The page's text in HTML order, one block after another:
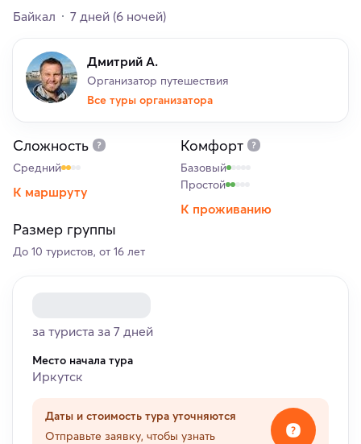
Байкал 7 дней (6 ночей)
Дмитрий А.
Организатор путешествия
Все туры организатора
Сложность
Средний
К маршруту
Комфорт
Базовый
Простой
К проживанию
Размер группы
До 10 туристов, от 16 лет
за туриста за 7 дней
Место начала тура
Иркутск
Даты и стоимость тура уточняются
Отправьте заявку, чтобы узнать